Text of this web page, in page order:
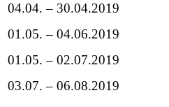
04.04. – 30.04.2019
01.05. – 04.06.2019
01.05. – 02.07.2019
03.07. – 06.08.2019